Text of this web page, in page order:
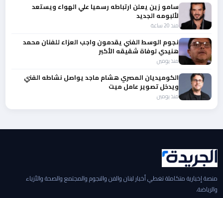
سامو زين يعلن ارتباطه رسميا علي الهواء ويستعد
لألبومه الجديد
منذ 20 ساعة
نجوم الوسط الفني يقدمون واجب العزاء للفنان محمد
هنيدي لوفاة شقيقه الأكبر
منذ يومين
الكوميديان المصري هشام ماجد يواصل نشاطه الفني
ويدخل تصوير عامل ميت
منذ يومين
منصة إخبارية متكاملة تغطي أخبار لبنان والفن والنجوم والمجتمع والصحة والأزياء
والرياضة.